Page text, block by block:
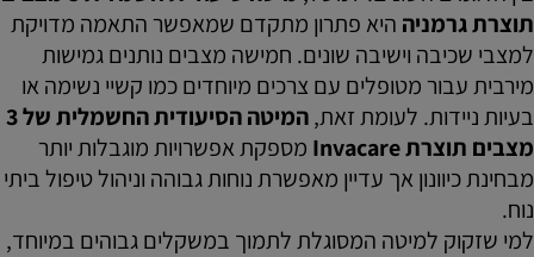
תוצרת גרמניה היא פתרון מתקדם שמאפשר התאמה מדויקת
למצבי שכיבה וישיבה שונים. חמישה מצבים נותנים גמישות
מירבית עבור מטופלים עם צרכים מיוחדים כמו קשיי נשימה או
בעיות ניידות. לעומת זאת,
המיטה הסיעודית החשמלית של 3
מצבים תוצרת Invacare
מספקת אפשרויות מוגבלות יותר
מבחינת כיוונון אך עדיין מאפשרת נוחות גבוהה וניהול טיפול ביתי
נוח.
למי שזקוק למיטה המסוגלת לתמוך במשקלים גבוהים במיוחד,